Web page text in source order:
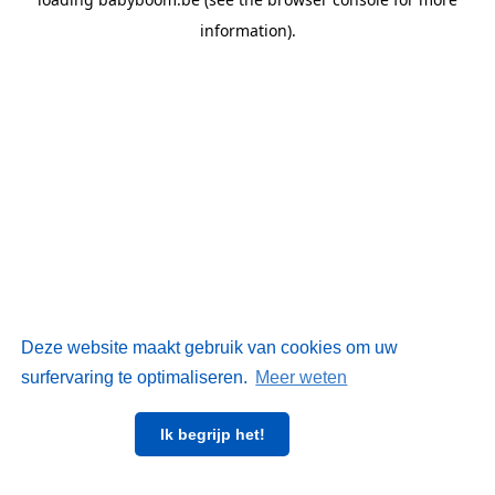
Deze website maakt gebruik van cookies om uw
surfervaring te optimaliseren. Meer weten
Ik begrijp het!
information).